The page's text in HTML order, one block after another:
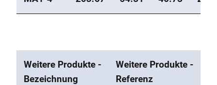
Weitere Produkte -
Bezeichnung
Weitere Produkte -
Referenz